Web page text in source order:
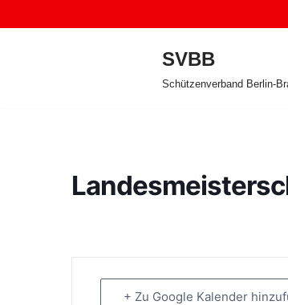
SVBB
Schützenverband Berlin-
+ Zu Google Kalender